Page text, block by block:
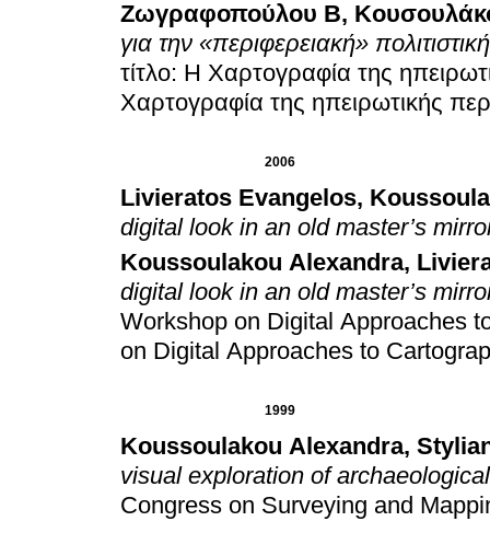
Ζωγραφοπούλου Β,
για την «περιφερειακή»
τίτλο: Η Χαρτογραφία της
Χαρτογραφία της ηπειρωτικής
2006
Livieratos Evangelos,
digital look in an old master’s
Koussoulakou Alexandra,
digital look in an old master’s
Workshop on Digital Approaches
on Digital Approaches to
1999
Koussoulakou Alexandra,
visual exploration of
Congress on Surveying and